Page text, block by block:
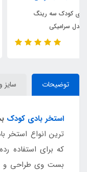
استخر بادی کودک اینتکس
ماهی سایبان دار
توضیحات
استخر بادی کودک
ترین انواع استخر
که برای استفاده
بست وی طراحی و